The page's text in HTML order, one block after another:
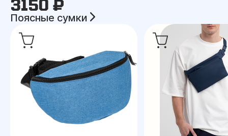
3150 ₽
Поясные сумки